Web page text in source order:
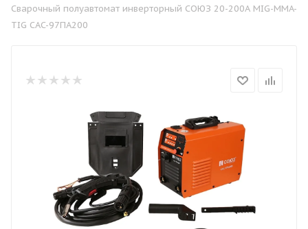
Сварочный полуавтомат инверторный СОЮЗ 20-200А MIG-MMA-
TIG CAC-97ПА200